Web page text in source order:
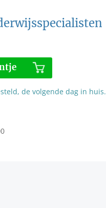
de volgende dag in huis.